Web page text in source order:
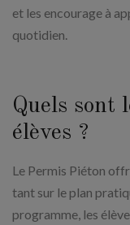
et les encourage à
quotidien.
Quels sont
élèves ?
Le Permis Piéton
tant sur le plan
programme, les